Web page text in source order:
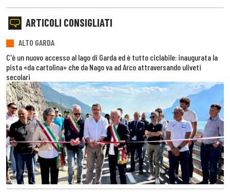
ARTICOLI CONSIGLIATI
ALTO GARDA
C'è un nuovo accesso al lago di Garda ed è tutto ciclabile: inaugurata la
pista «da cartolina» che da Nago va ad Arco attraversando uliveti
secolari